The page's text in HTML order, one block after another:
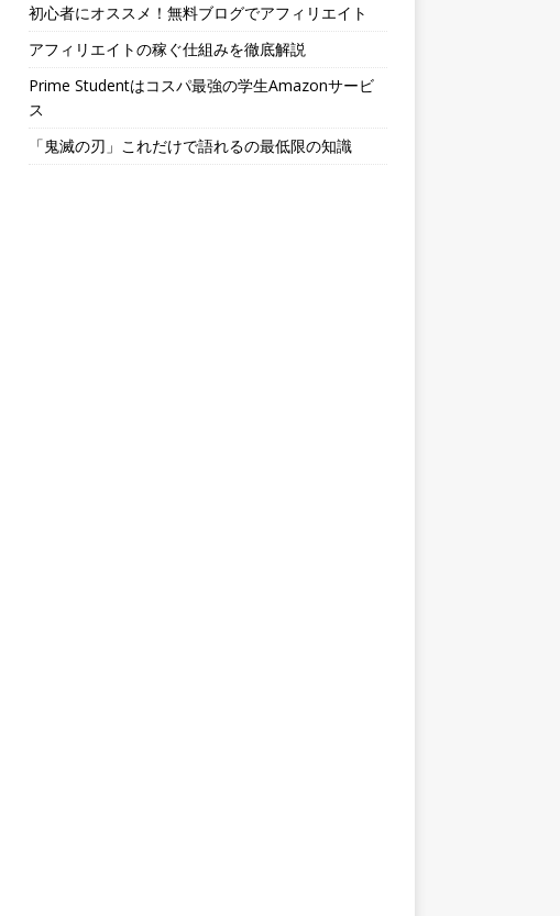
初心者にオススメ！無料ブログでアフィリエイト
アフィリエイトの稼ぐ仕組みを徹底解説
Prime Studentはコスパ最強の学生Amazonサービ
ス
「鬼滅の刃」これだけで語れるの最低限の知識